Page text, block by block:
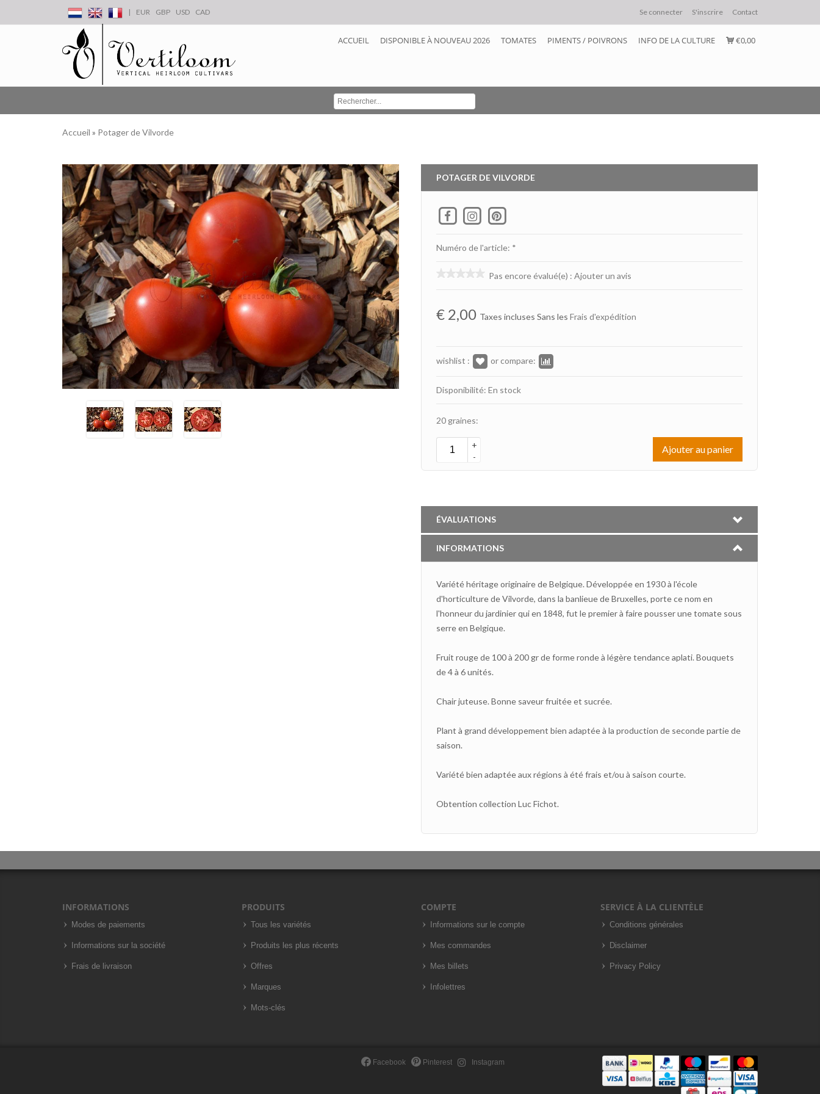
| EUR GBP USD CAD Se connecter S'inscrire Contact
ACCUEIL DISPONIBLE À NOUVEAU 2026 TOMATES PIMENTS / POIVRONS INFO DE LA CULTURE €0,00
Accueil » Potager de Vilvorde
POTAGER DE VILVORDE
Numéro de l'article: *
Pas encore évalué(e) : Ajouter un avis
€ 2,00 Taxes incluses Sans les Frais d'expédition
wishlist : or compare:
Disponibilité: En stock
20 graines:
+
-
Ajouter au panier
ÉVALUATIONS
INFORMATIONS
Variété héritage originaire de Belgique. Développée en 1930 à l'école
d'horticulture de Vilvorde, dans la banlieue de Bruxelles, porte ce nom en
l'honneur du jardinier qui en 1848, fut le premier à faire pousser une tomate sous
serre en Belgique.
Fruit rouge de 100 à 200 gr de forme ronde à légère tendance aplati. Bouquets
de 4 à 6 unités.
Chair juteuse. Bonne saveur fruitée et sucrée.
Plant à grand développement bien adaptée à la production de seconde partie de
saison.
Variété bien adaptée aux régions à été frais et/ou à saison courte.
Obtention collection Luc Fichot.
INFORMATIONS
Modes de paiements
Informations sur la société
Frais de livraison
PRODUITS
Tous les variétés
Produits les plus récents
Offres
Marques
Mots-clés
COMPTE
Informations sur le compte
Mes commandes
Mes billets
Infolettres
SERVICE À LA CLIENTÈLE
Conditions générales
Disclaimer
Privacy Policy
Facebook Pinterest Instagram